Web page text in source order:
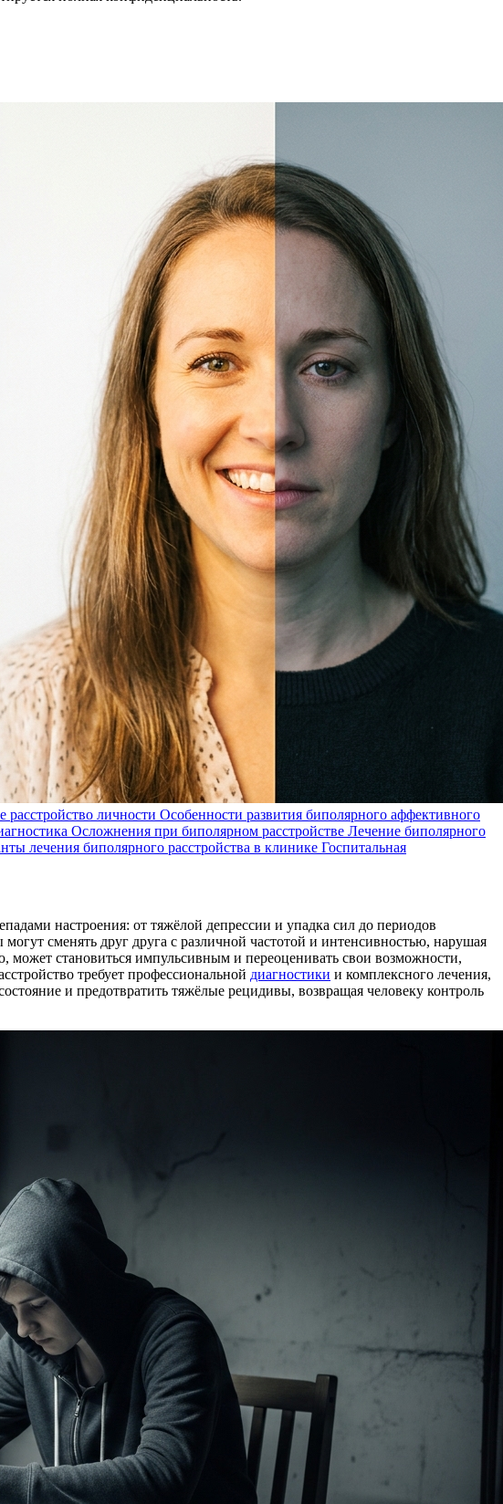
личности Особенности развития биполярного аффективного
Осложнения при биполярном расстройстве Лечение биполярного
лечения биполярного расстройства в клинике Госпитальная
настроения: от тяжёлой депрессии и упадка сил до периодов
сменять друг друга с различной частотой и интенсивностью, нарушая
становиться импульсивным и переоценивать свои возможности,
требует профессиональной диагностики и комплексного лечения,
и предотвратить тяжёлые рецидивы, возвращая человеку контроль